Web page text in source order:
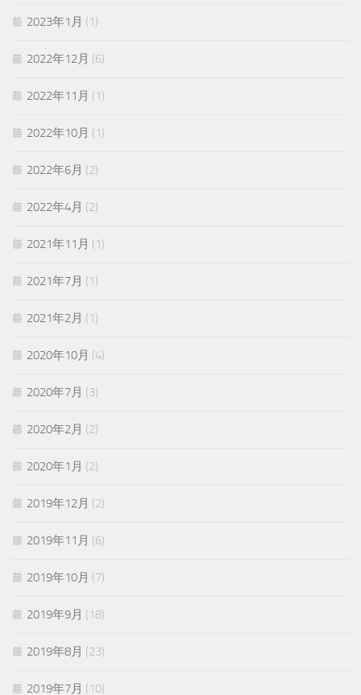
2023年1月 (1)
2022年12月 (6)
2022年11月 (1)
2022年10月 (1)
2022年6月 (2)
2022年4月 (2)
2021年11月 (1)
2021年7月 (1)
2021年2月 (1)
2020年10月 (4)
2020年7月 (3)
2020年2月 (2)
2020年1月 (2)
2019年12月 (2)
2019年11月 (6)
2019年10月 (7)
2019年9月 (18)
2019年8月 (23)
2019年7月 (10)